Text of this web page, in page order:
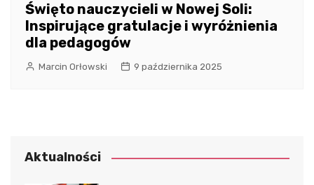
Święto nauczycieli w Nowej Soli:
Inspirujące gratulacje i wyróżnienia
dla pedagogów
Marcin Orłowski 9 października 2025
Aktualności